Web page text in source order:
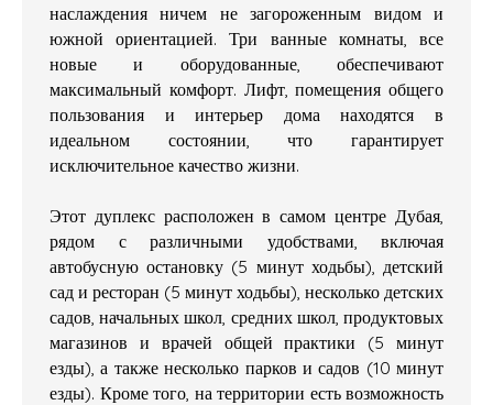
наслаждения ничем не загороженным видом и
южной ориентацией. Три ванные комнаты, все
новые и оборудованные, обеспечивают
максимальный комфорт. Лифт, помещения общего
пользования и интерьер дома находятся в
идеальном состоянии, что гарантирует
исключительное качество жизни.
Этот дуплекс расположен в самом центре Дубая,
рядом с различными удобствами, включая
автобусную остановку (5 минут ходьбы), детский
сад и ресторан (5 минут ходьбы), несколько детских
садов, начальных школ, средних школ, продуктовых
магазинов и врачей общей практики (5 минут
езды), а также несколько парков и садов (10 минут
езды). Кроме того, на территории есть возможность